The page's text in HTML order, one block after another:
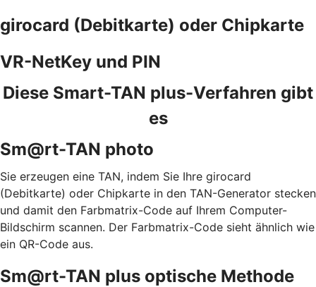
girocard (Debitkarte) oder Chipkarte
VR-NetKey und PIN
Diese Smart-TAN plus-Verfahren gibt
es
Sm@rt-TAN photo
Sie erzeugen eine TAN, indem Sie Ihre girocard
(Debitkarte) oder Chipkarte in den TAN-Generator stecken
und damit den Farbmatrix-Code auf Ihrem Computer-
Bildschirm scannen. Der Farbmatrix-Code sieht ähnlich wie
ein QR-Code aus.
Sm@rt-TAN plus optische Methode